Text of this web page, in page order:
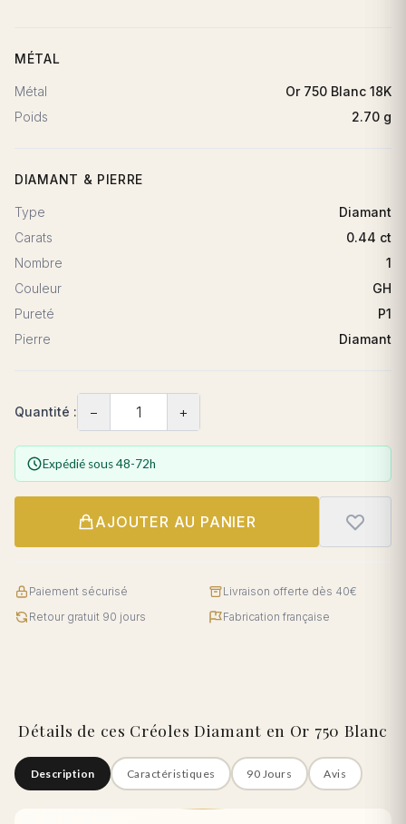
MÉTAL
Métal
Or 750 Blanc 18K
Poids
2.70 g
DIAMANT & PIERRE
Type
Diamant
Carats
0.44 ct
Nombre
1
Couleur
GH
Pureté
P1
Pierre
Diamant
Quantité : − +
Expédié sous 48-72h
AJOUTER AU PANIER
Paiement sécurisé
Livraison offerte dès 40€
Retour gratuit 90 jours
Fabrication française
Détails de ces Créoles Diamant en Or 750 Blanc
Description Caractéristiques 90 Jours Avis